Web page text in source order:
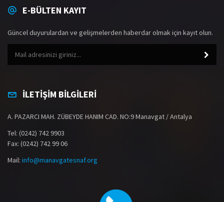
E-BÜLTEN KAYIT
Güncel duyurulardan ve gelişmelerden haberdar olmak için kayıt olun.
İLETİŞİM BİLGİLERİ
A. PAZARCI MAH. ZÜBEYDE HANIM CAD. NO:9 Manavgat / Antalya
Tel: (0242) 742 9903
Fax: (0242) 742 99 06
Mail: info@manavgatesnaf.org